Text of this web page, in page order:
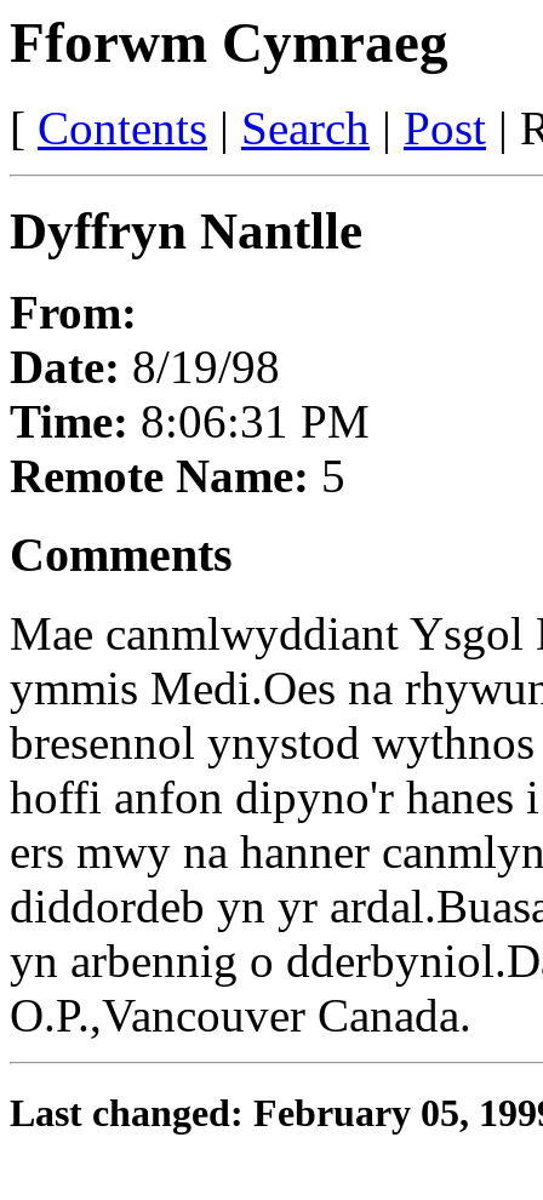
Fforwm Cymraeg
[ Contents | Search | Post |
Dyffryn Nantlle
From:
Date: 8/19/98
Time: 8:06:31 PM
Remote Name: 5
Comments
Mae canmlwyddiant
ymmis Medi.Oes na
bresennol ynystod
hoffi anfon dipyno'r hanes
ers mwy na hanner
diddordeb yn yr
yn arbennig o
O.P.,Vancouver Canada.
Last changed: February 05,